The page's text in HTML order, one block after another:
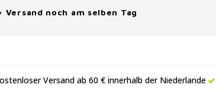
noch am selben Tag
Versand ab 60 € innerhalb der Niederlande